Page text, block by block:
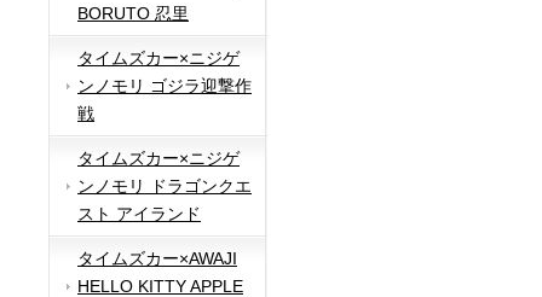
BORUTO 忍里
タイムズカー×ニジゲ
ンノモリ ゴジラ迎撃作
戦
タイムズカー×ニジゲ
ンノモリ ドラゴンクエ
スト アイランド
タイムズカー×AWAJI
HELLO KITTY APPLE